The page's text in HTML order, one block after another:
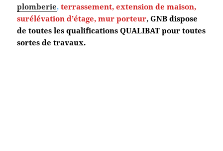
plomberie,terrassement, extension de maison,
surélévation d’étage, mur porteur,GNB dispose
de toutes les qualifications QUALIBAT pour toutes
sortes de travaux.